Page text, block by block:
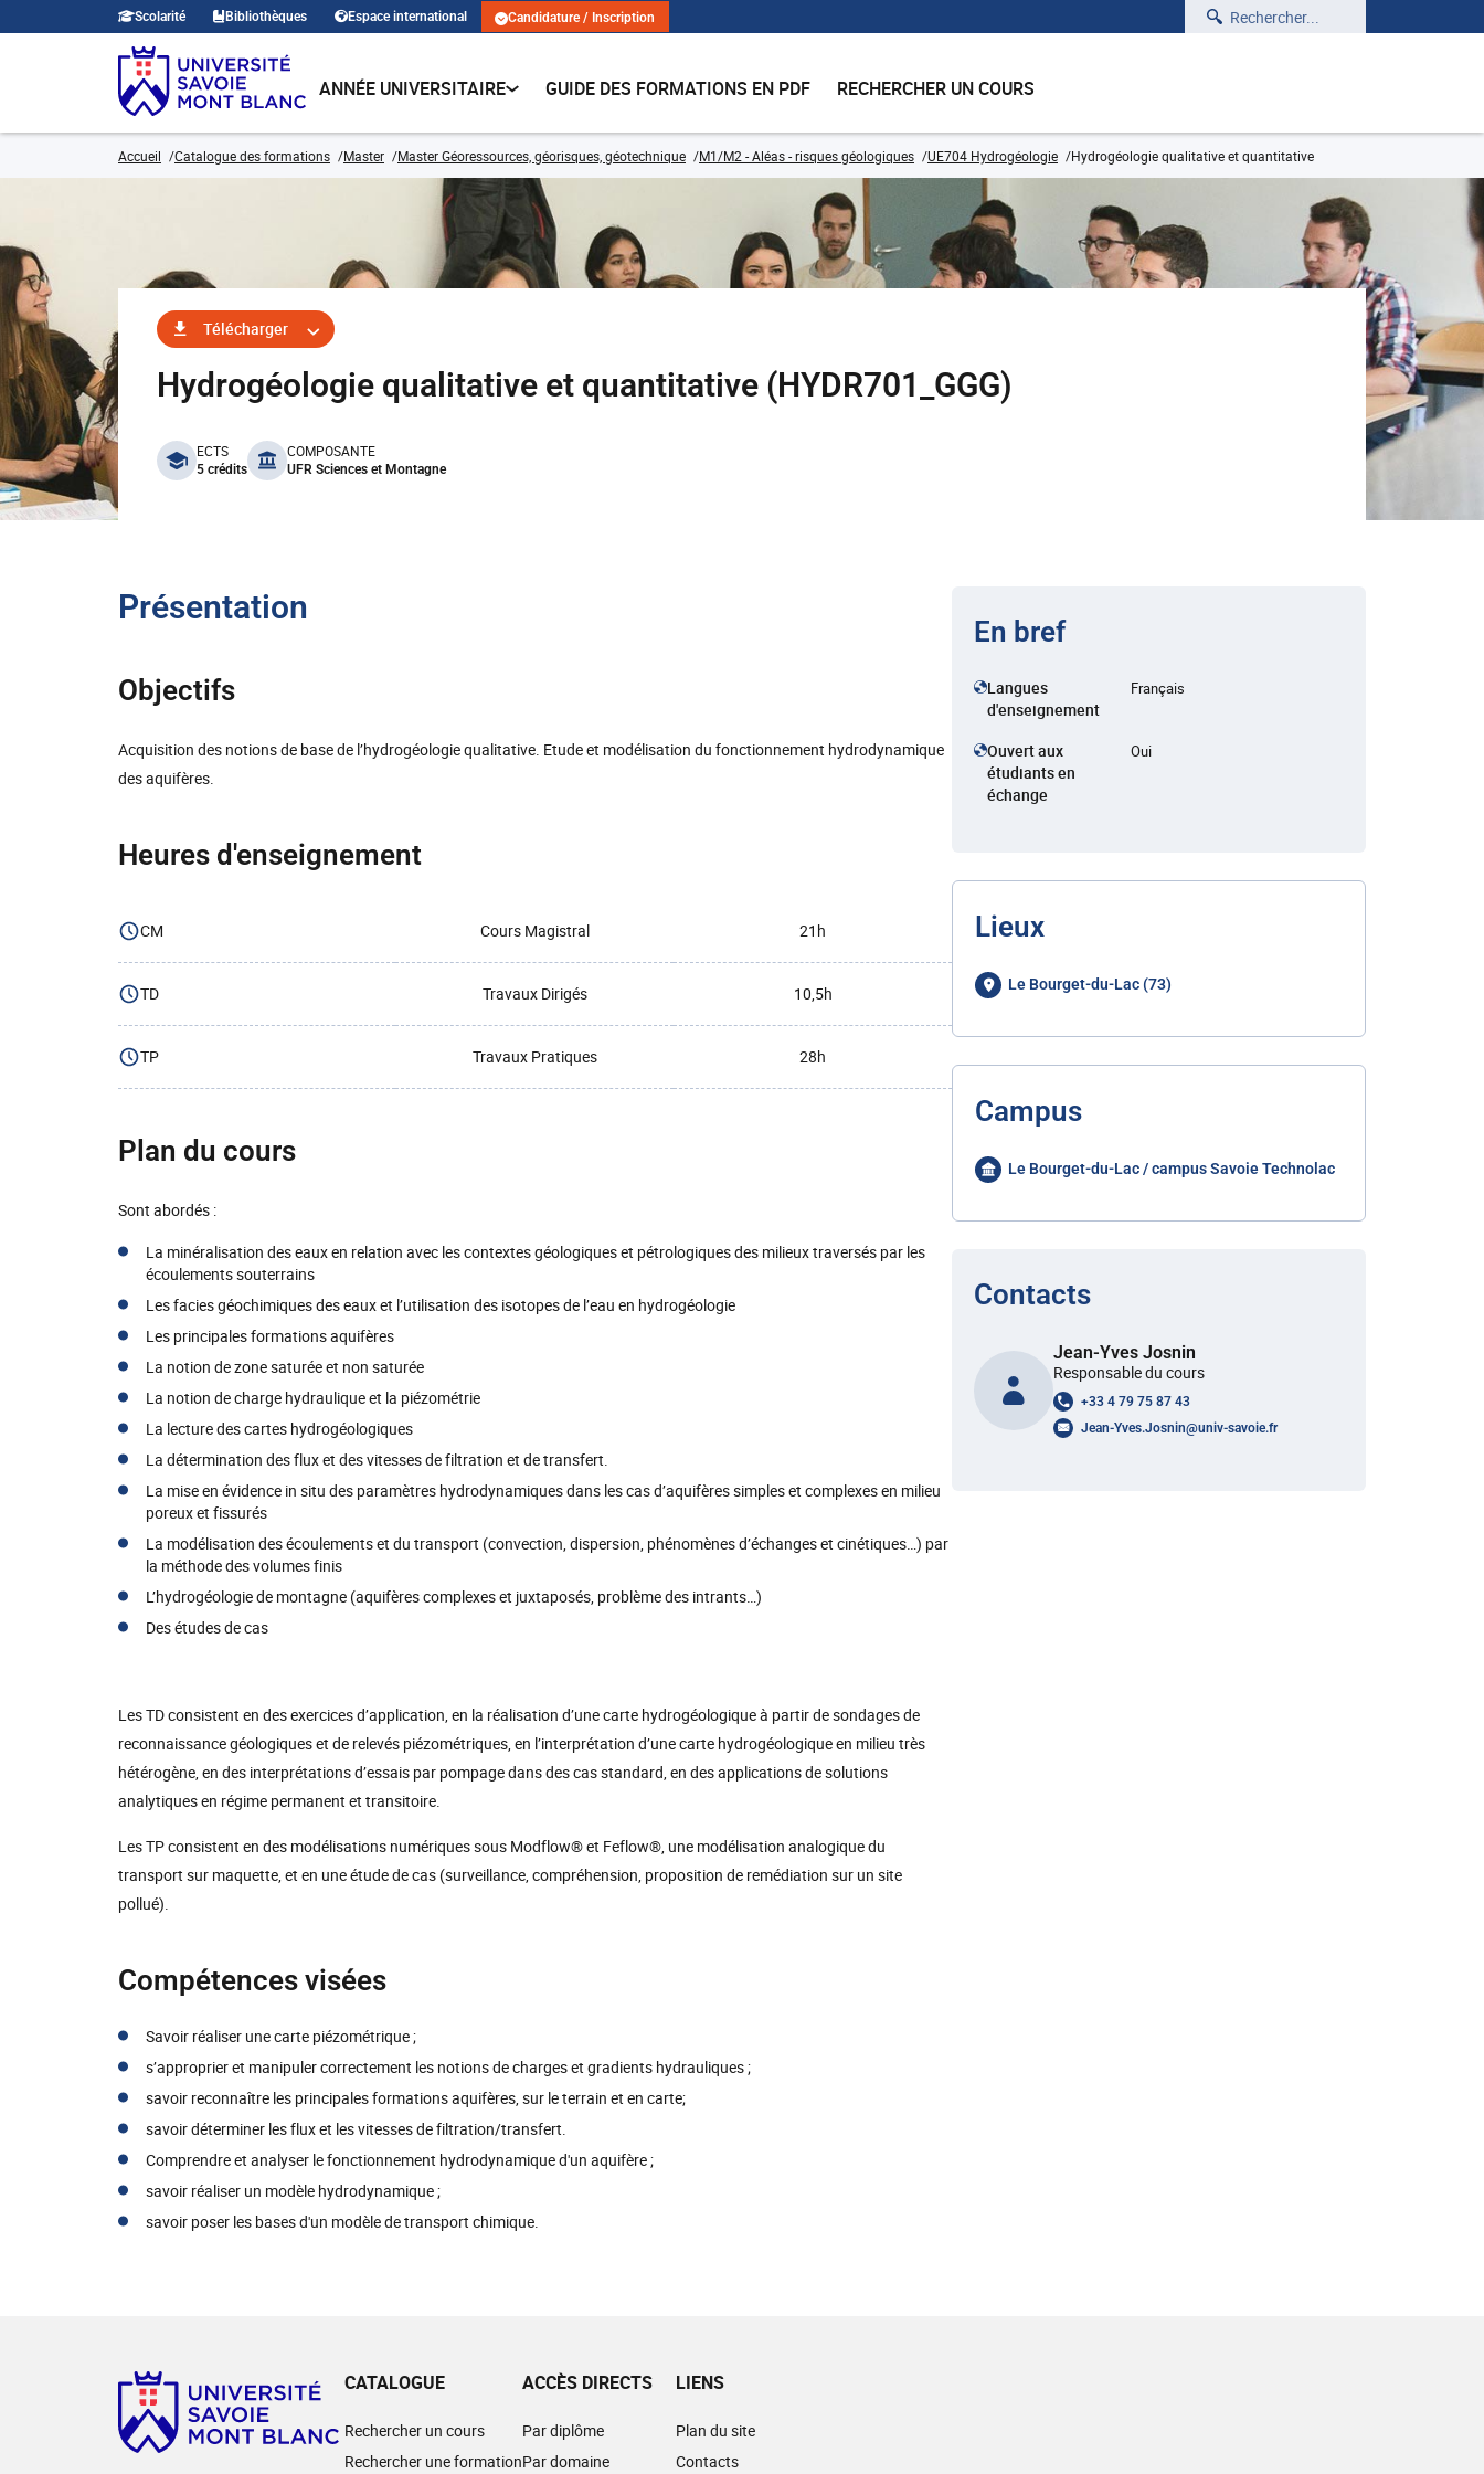
Scolarité Bibliothèques Espace international Candidature / Inscription Rechercher
ANNÉE UNIVERSITAIRE GUIDE DES FORMATIONS EN PDF RECHERCHER UN COURS
Accueil Catalogue des formations Master Master Géoressources, géorisques, géotechnique M1/M2 - Aléas - risques géologiques UE704 Hydrogéologie Hydrogéologie qualitative et quantitative
Télécharger
Hydrogéologie qualitative et quantitative (HYDR701_GGG)
benefits
ECTS
5 crédits
COMPOSANTE
UFR Sciences et Montagne
Présentation
Objectifs
Acquisition des notions de base de l’hydrogéologie qualitative. Etude et modélisation du fonctionnement hydrodynamique
des aquifères.
Heures d'enseignement
CM Cours Magistral 21h
TD Travaux Dirigés 10,5h
TP Travaux Pratiques 28h
Plan du cours
Sont abordés :
La minéralisation des eaux en relation avec les contextes géologiques et pétrologiques des milieux traversés par les
écoulements souterrains
Les facies géochimiques des eaux et l’utilisation des isotopes de l’eau en hydrogéologie
Les principales formations aquifères
La notion de zone saturée et non saturée
La notion de charge hydraulique et la piézométrie
La lecture des cartes hydrogéologiques
La détermination des flux et des vitesses de filtration et de transfert.
La mise en évidence in situ des paramètres hydrodynamiques dans les cas d’aquifères simples et complexes en milieu
poreux et fissurés
La modélisation des écoulements et du transport (convection, dispersion, phénomènes d’échanges et cinétiques…) par
la méthode des volumes finis
L’hydrogéologie de montagne (aquifères complexes et juxtaposés, problème des intrants…)
Des études de cas
Les TD consistent en des exercices d’application, en la réalisation d’une carte hydrogéologique à partir de sondages de
reconnaissance géologiques et de relevés piézométriques, en l’interprétation d’une carte hydrogéologique en milieu très
hétérogène, en des interprétations d’essais par pompage dans des cas standard, en des applications de solutions
analytiques en régime permanent et transitoire.
Les TP consistent en des modélisations numériques sous Modflow® et Feflow®, une modélisation analogique du
transport sur maquette, et en une étude de cas (surveillance, compréhension, proposition de remédiation sur un site
pollué).
Compétences visées
Savoir réaliser une carte piézométrique ;
s’approprier et manipuler correctement les notions de charges et gradients hydrauliques ;
savoir reconnaître les principales formations aquifères, sur le terrain et en carte;
savoir déterminer les flux et les vitesses de filtration/transfert.
Comprendre et analyser le fonctionnement hydrodynamique d'un aquifère ;
savoir réaliser un modèle hydrodynamique ;
savoir poser les bases d'un modèle de transport chimique.
En bref
Langues
d'enseignement
Français
Ouvert aux
étudiants en
échange
Oui
Lieux
Le Bourget-du-Lac (73)
Campus
Le Bourget-du-Lac / campus Savoie Technolac
Contacts
Jean-Yves Josnin
Responsable du cours
+33 4 79 75 87 43
Jean-Yves.Josnin@univ-savoie.fr
CATALOGUE
Rechercher un cours
Rechercher une formation
ACCÈS DIRECTS
Par diplôme
Par domaine
LIENS
Plan du site
Contacts